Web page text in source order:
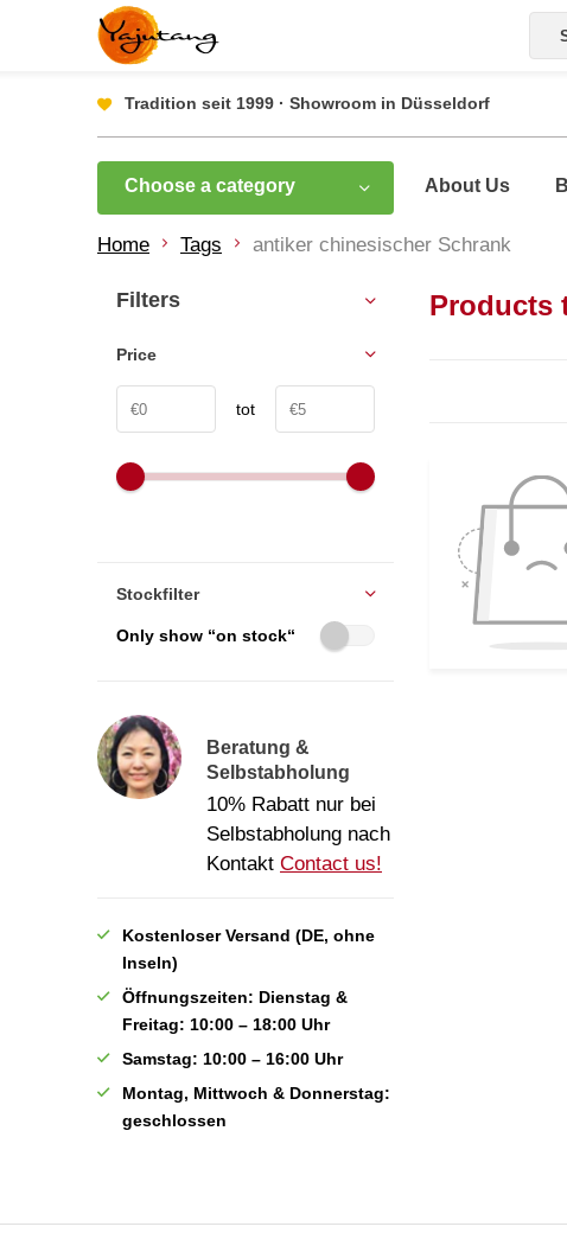
Tradition seit 1999 · Showroom in Düsseldorf
Choose a category About Us
Home Tags antiker chinesischer Schrank
Products
Filters
Price
tot
Stockfilter
Only show “on stock“
Beratung &
Selbstabholung
10% Rabatt nur bei
Selbstabholung nach
Kontakt Contact us!
Kostenloser Versand (DE, ohne
Inseln)
Öffnungszeiten: Dienstag &
Freitag: 10:00 – 18:00 Uhr
Samstag: 10:00 – 16:00 Uhr
Montag, Mittwoch & Donnerstag:
geschlossen